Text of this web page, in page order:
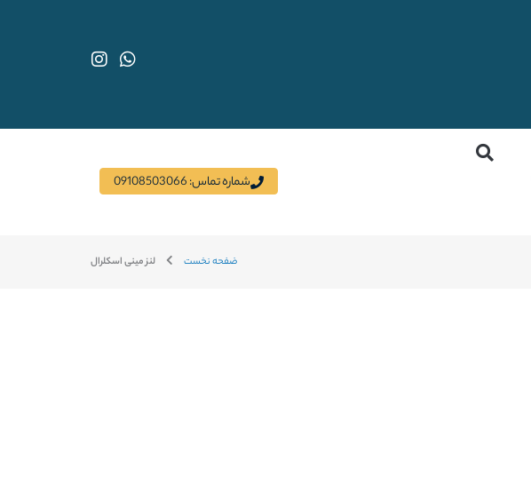
W
s
p
p
I
a
r
m
شماره تماس: 09108503066
ضفحه نخست لنز مینی اسکلرال